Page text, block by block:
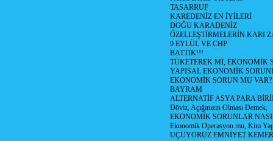
TASARRUF
KAREDENİZ EN İYİLERİ
DOĞU KARADENİZ
ÖZELLEŞTİRMELERİN KARI
9 EYLÜL VE CHP
BATTIK!!!
TÜKETEREK Mİ, EKONOMİK
YAPISAL EKONOMİK
EKONOMİK SORUN MU VAR?
BAYRAM
ALTERNATİF ASYA PARA
Döviz, Açığınızın Olması Demek,
EKONOMİK SORUNLAR
Ekonomik Operasyon mu, Kim
UÇUYORUZ EMNİYET